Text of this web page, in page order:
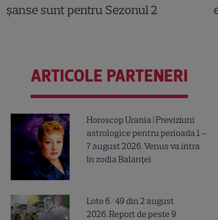
șanse sunt pentru Sezonul 2
ARTICOLE PARTENERI
Horoscop Urania | Previziuni
astrologice pentru perioada 1 –
7 august 2026. Venus va intra
în zodia Balanței
Loto 6/49 din 2 august
2026. Report de peste 9